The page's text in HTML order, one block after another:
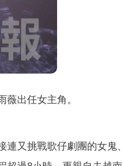
出任女主角。
又挑戰歌仔劇團的女鬼、